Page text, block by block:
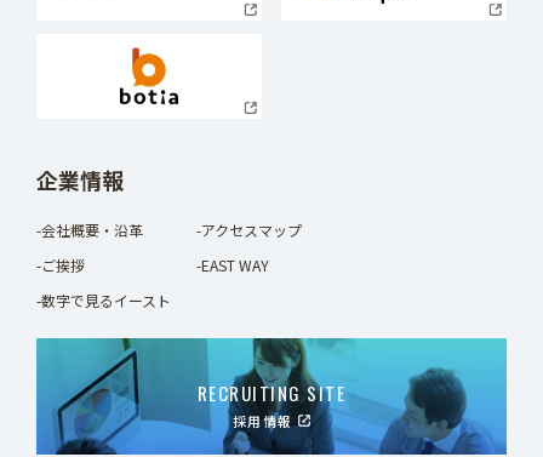
企業情報
-会社概要・沿革
-アクセスマップ
-ご挨拶
-EAST WAY
-数字で見るイースト
RECRUITING SITE
採用情報